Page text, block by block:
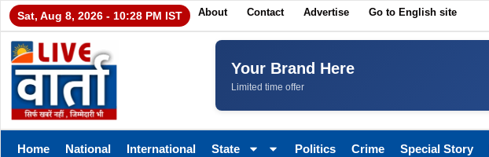
Sat, Aug 8, 2026 - 10:28 PM IST About Contact Advertise Go to English site
Your Brand Here
Limited time offer
Home National International State Politics Crime Special Story